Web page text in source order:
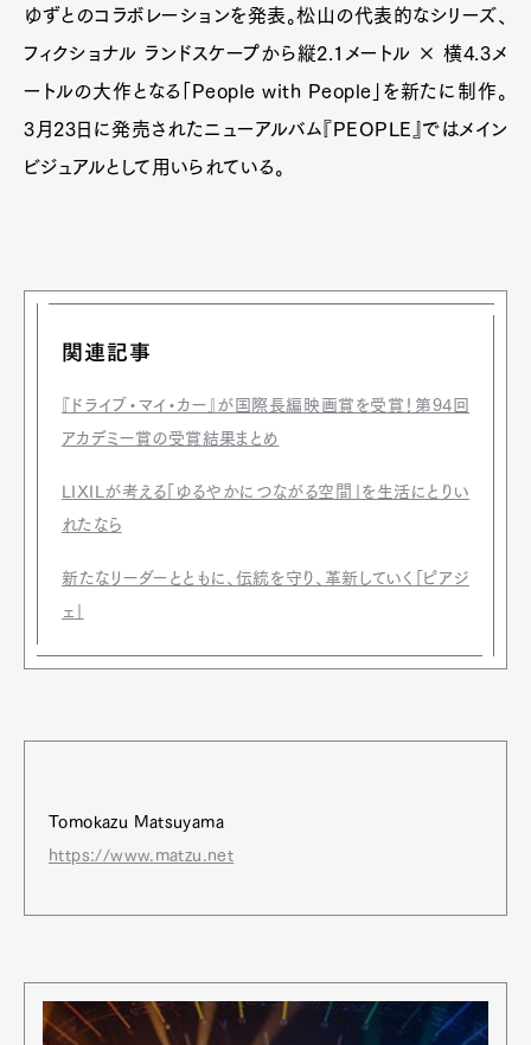
ゆずとのコラボレーションを発表。松山の代表的なシリーズ、
フィクショナル ランドスケープから縦2.1メートル × 横4.3メ
ートルの大作となる「People with People」を新たに制作。
3月23日に発売されたニューアルバム『PEOPLE』ではメイン
ビジュアルとして用いられている。
関連記事
『ドライブ・マイ・カー』が国際長編映画賞を受賞！第94回
アカデミー賞の受賞結果まとめ
LIXILが考える「ゆるやかにつながる空間」を生活にとりい
れたなら
新たなリーダーとともに、伝統を守り、革新していく「ピアジ
ェ」
Tomokazu Matsuyama
https://www.matzu.net